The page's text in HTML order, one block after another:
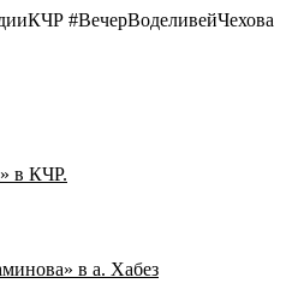
#ВечерВоделивейЧехова
в КЧР.
в а. Хабез